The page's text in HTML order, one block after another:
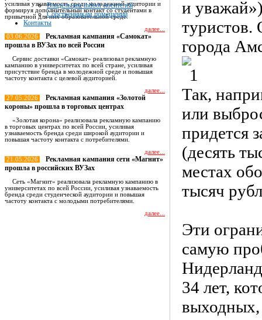
Владельцам indoor носителей
Собственникам помещений
Контакты
усиливая узнаваемость среди молодежной аудитории и
формируя дополнительный контакт со студентами в
привычной для них образовательной среде.
далее...
03.06.2026
Рекламная кампания «Самокат»
прошла в ВУЗах по всей России
Сервис доставки «Самокат» реализовал рекламную
кампанию в университетах по всей стране, усиливая
присутствие бренда в молодежной среде и повышая
частоту контакта с целевой аудиторией.
далее...
27.05.2026
Рекламная кампания «Золотой
короны» прошла в торговых центрах
«Золотая корона» реализовала рекламную кампанию
в торговых центрах по всей России, усиливая
узнаваемость бренда среди широкой аудитории и
повышая частоту контакта с потребителями.
далее...
21.05.2026
Рекламная кампания сети «Магнит»
прошла в российских ВУЗах
Сеть «Магнит» реализовала рекламную кампанию в
университетах по всей России, усиливая узнаваемость
бренда среди студенческой аудитории и повышая
частоту контакта с молодыми потребителями.
далее...
и
туристов.
города
Так,
или
придется
(десять
местах
тысяч
Эти
самую
34 лет,
выходных,